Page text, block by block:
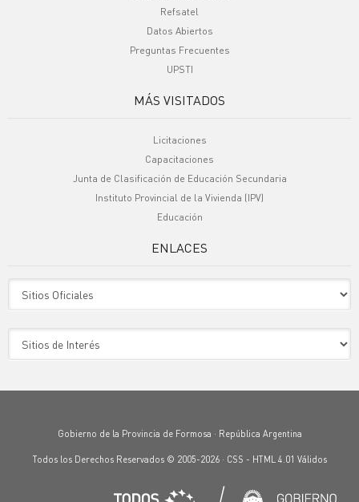
Refsatel
Datos Abiertos
Preguntas Frecuentes
UPSTI
MÁS VISITADOS
Licitaciones
Capacitaciones
Junta de Clasificación de Educación Secundaria
Instituto Provincial de la Vivienda (IPV)
Educación
ENLACES
Gobierno de la Provincia de Formosa · República Argentina
Todos los Derechos Reservados © 2005-2026 · CSS - HTML 4.01 Válidos